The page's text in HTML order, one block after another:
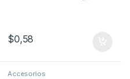
$0,58
Accesorios